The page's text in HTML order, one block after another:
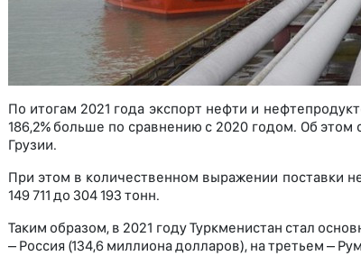
По итогам 2021 года экспорт нефти и
186,2% больше по сравнению с 2020 годом. Об этом
Грузии.
При этом в количественном выражении поставки
149 711 до 304 193 тонн.
Таким образом, в 2021 году Туркменистан стал
– Россия (134,6 миллиона долларов), на третьем –